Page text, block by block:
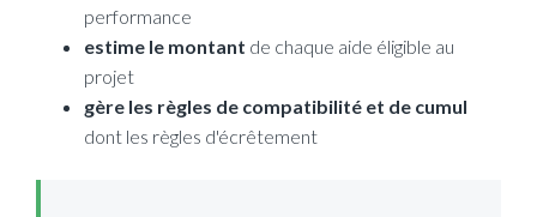
performance
estime le montant de chaque aide éligible au
projet
gère les règles de compatibilité et de cumul
dont les règles d'écrêtement